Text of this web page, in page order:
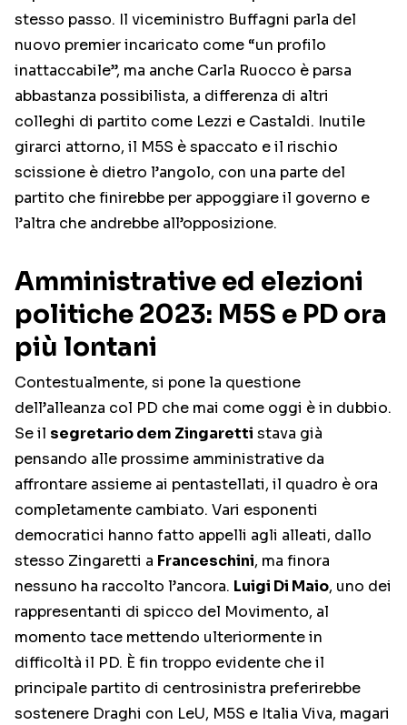
stesso passo. Il viceministro Buffagni parla del
nuovo premier incaricato come “un profilo
inattaccabile”, ma anche Carla Ruocco è parsa
abbastanza possibilista, a differenza di altri
colleghi di partito come Lezzi e Castaldi. Inutile
girarci attorno, il M5S è spaccato e il rischio
scissione è dietro l’angolo, con una parte del
partito che finirebbe per appoggiare il governo e
l’altra che andrebbe all’opposizione.
Amministrative ed elezioni
politiche 2023: M5S e PD ora
più lontani
Contestualmente, si pone la questione
dell’alleanza col PD che mai come oggi è in dubbio.
Se il segretario dem Zingaretti stava già
pensando alle prossime amministrative da
affrontare assieme ai pentastellati, il quadro è ora
completamente cambiato. Vari esponenti
democratici hanno fatto appelli agli alleati, dallo
stesso Zingaretti a Franceschini, ma finora
nessuno ha raccolto l’ancora. Luigi Di Maio, uno dei
rappresentanti di spicco del Movimento, al
momento tace mettendo ulteriormente in
difficoltà il PD. È fin troppo evidente che il
principale partito di centrosinistra preferirebbe
sostenere Draghi con LeU, M5S e Italia Viva, magari